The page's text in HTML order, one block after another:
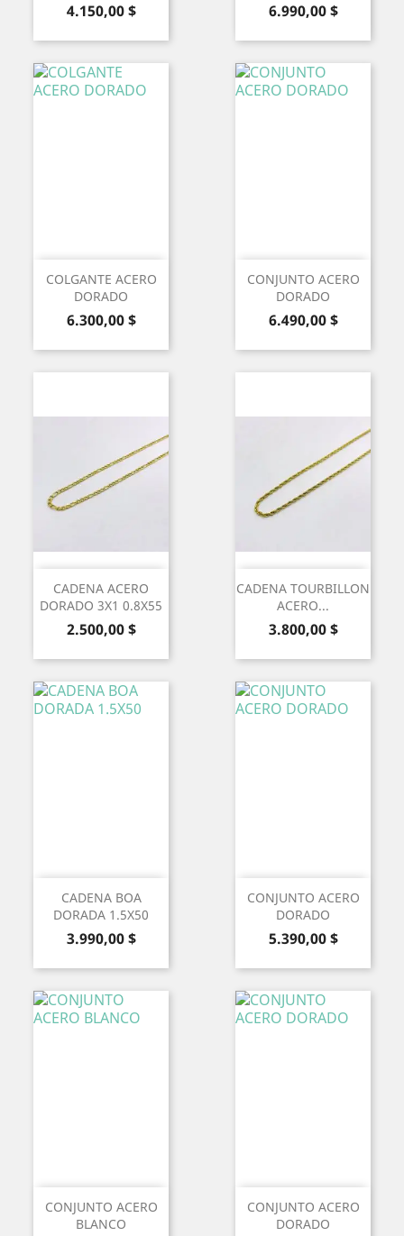
Precio
4.150,00 $ Precio
6.990,00 $
COLGANTE ACERO
DORADO
Precio
6.300,00 $
CONJUNTO ACERO
DORADO
Precio
6.490,00 $
CADENA ACERO
DORADO 3X1 0.8X55
Precio
2.500,00 $
CADENA TOURBILLON
ACERO...
Precio
3.800,00 $
CADENA BOA
DORADA 1.5X50
Precio
3.990,00 $
CONJUNTO ACERO
DORADO
Precio
5.390,00 $
CONJUNTO ACERO
BLANCO
CONJUNTO ACERO
DORADO